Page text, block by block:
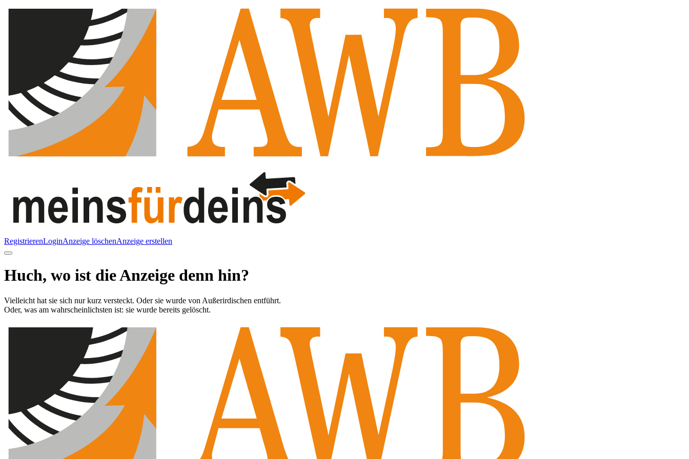
RegistrierenLoginAnzeige löschenAnzeige erstellen
Huch, wo ist die Anzeige denn hin?
Vielleicht hat sie sich nur kurz versteckt. Oder sie wurde von Außerirdischen entführt.
Oder, was am wahrscheinlichsten ist: sie wurde bereits gelöscht.